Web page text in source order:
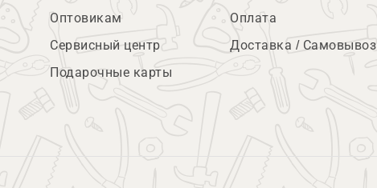
Оптовикам
Сервисный центр
Подарочные карты
Оплата
Доставка / Самовывоз